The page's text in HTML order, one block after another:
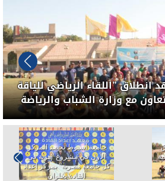
الأول في مشروع ”هوية فى
بمركز إعداد القادة بحلوان
جامعة أسيوط الأهلية تعلن عن
الكشوف النهائية للمرشحين
لعضوية الاتحادات الطلابية
للعام الجامعى 2024/ 2025م..
الأربعاء...